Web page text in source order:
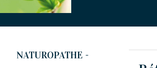
NATUROPATHE -